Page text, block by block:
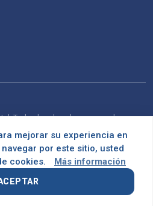
Todos los derechos reservados.
con por OMNES
mejorar su experiencia en
por este sitio, usted
cookies.
Más información